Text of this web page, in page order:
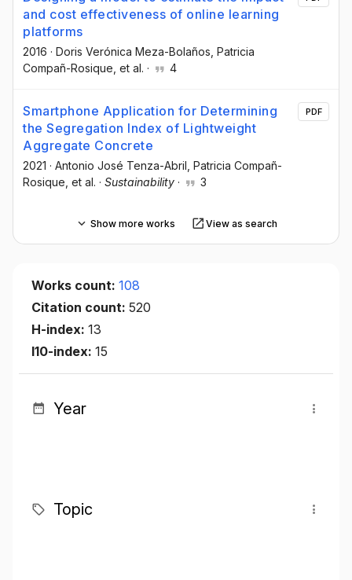
and cost effectiveness of online learning
platforms
2016 · Doris Verónica Meza-Bolaños , Patricia
Compañ-Rosique , et al. · 4
Smartphone Application for Determining
the Segregation Index of Lightweight
Aggregate Concrete
2021 · Antonio José Tenza-Abril , Patricia Compañ-
Rosique , et al. · Sustainability · 3
PDF
Show more works View as search
Works count: 108
Citation count: 520
H-index: 13
I10-index: 15
Year
Topic